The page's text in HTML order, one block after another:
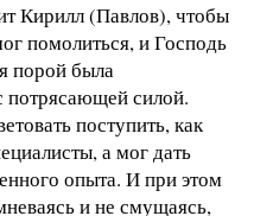
Кирилл (Павлов), чтобы
помолиться, и Господь
порой была
потрясающей силой.
поступить, как
а мог дать
опыта. И при этом
и не смущаясь,